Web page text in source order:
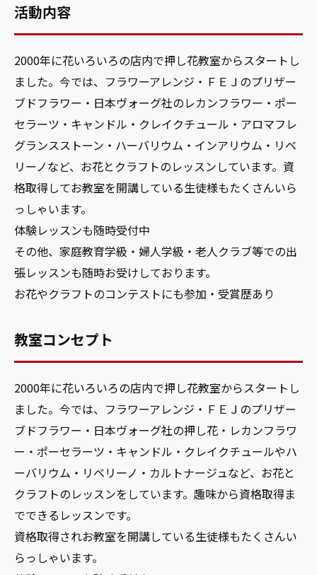
活動内容
2000年に花いろいろの店内で押し花教室からスタートし
ました。今では、フラワーアレンジ・ＦＥＪのプリザー
ブドフラワー・日本ヴォーグ社のレカンフラワー・ポー
セラーツ・キャンドル・クレイクチュール・アロマフレ
グランスストーン・ハーバリウム・インアリウム・リベ
リーノなど、お花とクラフトのレッスンしています。資
格取得してお教室を開講している生徒様もたくさんいら
っしゃいます。
体験レッスンも随時受付中
その他、家庭教育学級・婦人学級・老人クラブ等での出
張レッスンも随時お受けしております。
お花やクラフトのコンテストにも参加・受賞歴あり
教室コンセプト
2000年に花いろいろの店内で押し花教室からスタートし
ました。今では、フラワーアレンジ・ＦＥＪのプリザー
ブドフラワー・日本ヴォーグ社の押し花・レカンフラワ
ー・ポーセラーツ・キャンドル・クレイクチュールやハ
ーバリウム・リベリーノ・カルトナージュなど、お花と
クラフトのレッスンをしています。趣味から資格取得ま
でできるレッスンです。
資格取得されお教室を開講している生徒様もたくさんい
らっしゃいます。